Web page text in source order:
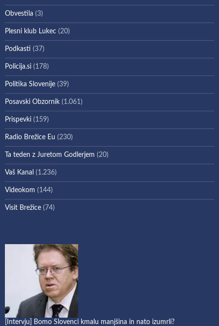
Obvestila (3)
Plesni klub Lukec (20)
Podkasti (37)
Policija.si (178)
Politika Slovenije (39)
Posavski Obzornik (1.061)
Prispevki (159)
Radio Brežice Eu (230)
Ta teden z Juretom Godlerjem (20)
Vaš Kanal (1.236)
Videokom (144)
Visit Brežice (74)
[Intervju] Bomo Slovenci kmalu manjšina in nato izumrli?